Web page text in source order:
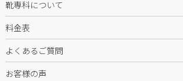
靴専科について
料金表
よくあるご質問
お客様の声